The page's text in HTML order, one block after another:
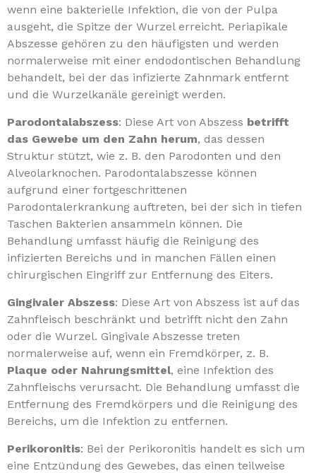
wenn eine bakterielle Infektion, die von der Pulpa
ausgeht, die Spitze der Wurzel erreicht. Periapikale
Abszesse gehören zu den häufigsten und werden
normalerweise mit einer endodontischen Behandlung
behandelt, bei der das infizierte Zahnmark entfernt
und die Wurzelkanäle gereinigt werden.
Parodontalabszess: Diese Art von Abszess betrifft
das Gewebe um den Zahn herum, das dessen
Struktur stützt, wie z. B. den Parodonten und den
Alveolarknochen. Parodontalabszesse können
aufgrund einer fortgeschrittenen
Parodontalerkrankung auftreten, bei der sich in tiefen
Taschen Bakterien ansammeln können. Die
Behandlung umfasst häufig die Reinigung des
infizierten Bereichs und in manchen Fällen einen
chirurgischen Eingriff zur Entfernung des Eiters.
Gingivaler Abszess: Diese Art von Abszess ist auf das
Zahnfleisch beschränkt und betrifft nicht den Zahn
oder die Wurzel. Gingivale Abszesse treten
normalerweise auf, wenn ein Fremdkörper, z. B.
Plaque oder Nahrungsmittel, eine Infektion des
Zahnfleischs verursacht. Die Behandlung umfasst die
Entfernung des Fremdkörpers und die Reinigung des
Bereichs, um die Infektion zu entfernen.
Perikoronitis: Bei der Perikoronitis handelt es sich um
eine Entzündung des Gewebes, das einen teilweise